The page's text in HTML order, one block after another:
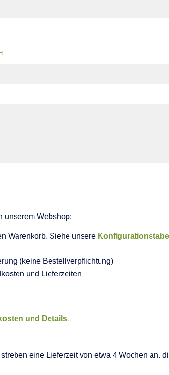
unserem Webshop:
Warenkorb. Siehe unsere
(keine Bestellverpflichtung)
und Lieferzeiten
und Details.
eine Lieferzeit von etwa 4 Wochen an,